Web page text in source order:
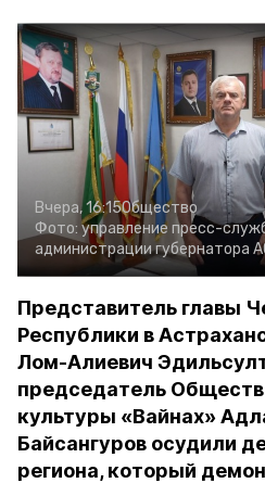
Вчера, 16:15Общество
Фото: управление пресс-
администрации губернатора
Представитель главы
Республики в
Лом-Алиевич
председатель
культуры «Вайнах»
Байсангуров осудили
региона, который